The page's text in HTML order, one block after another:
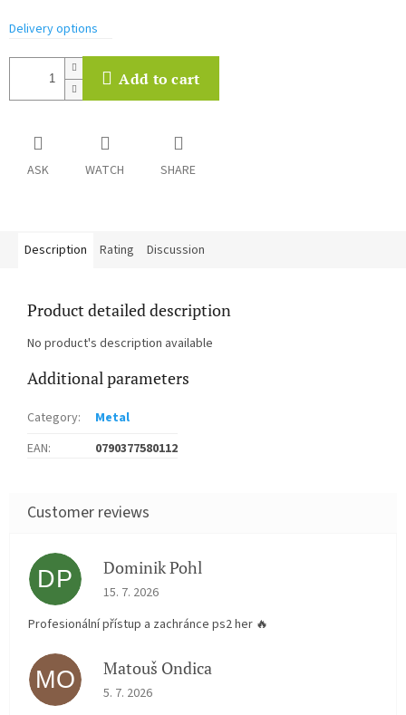
Delivery options
Add to cart
ASK WATCH SHARE
Description Rating Discussion
Product detailed description
No product's description available
Additional parameters
Category:
Metal
EAN: 0790377580112
DP Dominik Pohl
The store rating is 5 out of 5 stars.
15. 7. 2026
Profesionální přístup a zachránce ps2 her 🔥
MO Matouš Ondica
The store rating is 5 out of 5 stars.
5. 7. 2026